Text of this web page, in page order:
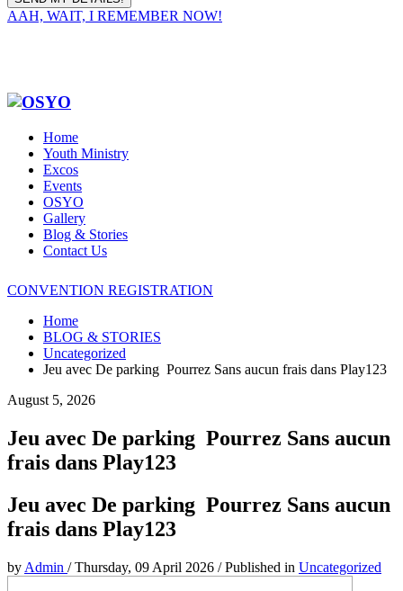
AAH, WAIT, I REMEMBER NOW!
Home
Youth Ministry
Excos
Events
OSYO
Gallery
Blog & Stories
Contact Us
CONVENTION REGISTRATION
Home
BLOG & STORIES
Uncategorized
Jeu avec De parking ️ Pourrez Sans aucun frais dans Play123
August 5, 2026
Jeu avec De parking ️ Pourrez Sans aucun
frais dans Play123
Jeu avec De parking ️ Pourrez Sans aucun
frais dans Play123
by Admin /Thursday, 09 April 2026 /Published in Uncategorized